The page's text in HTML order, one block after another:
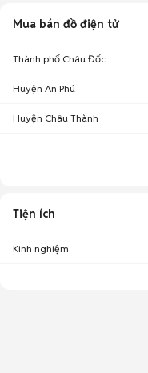
Mua bán đồ điện tử
Thành phố Châu Đốc
Huyện An Phú
Huyện Châu Thành
Tiện ích
Kinh nghiệm